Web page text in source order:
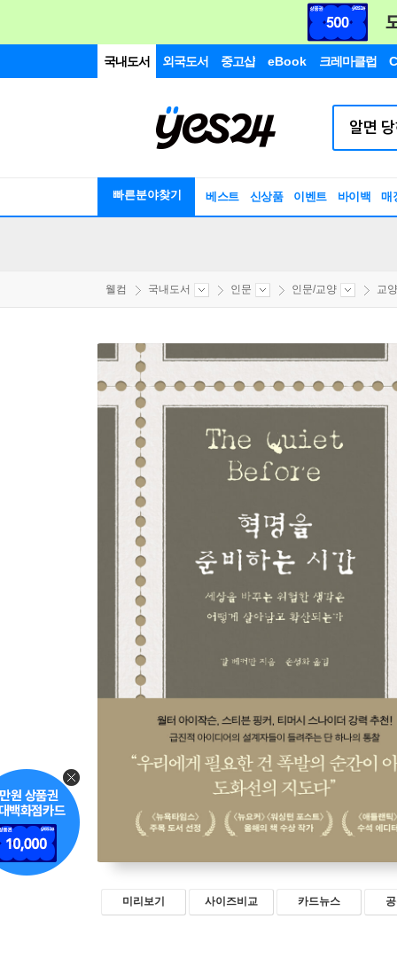
국내도서 외국도서 중고샵 eBook 크레마클럽
빠른분야찾기 베스트 신상품 이벤트 바이백 매
웰컴 국내도서 인문 인문/교양 교
미리보기 사이즈비교 카드뉴스